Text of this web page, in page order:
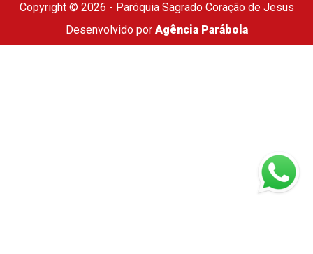
Copyright © 2026 - Paróquia Sagrado Coração de Jesus
Desenvolvido por Agência Parábola